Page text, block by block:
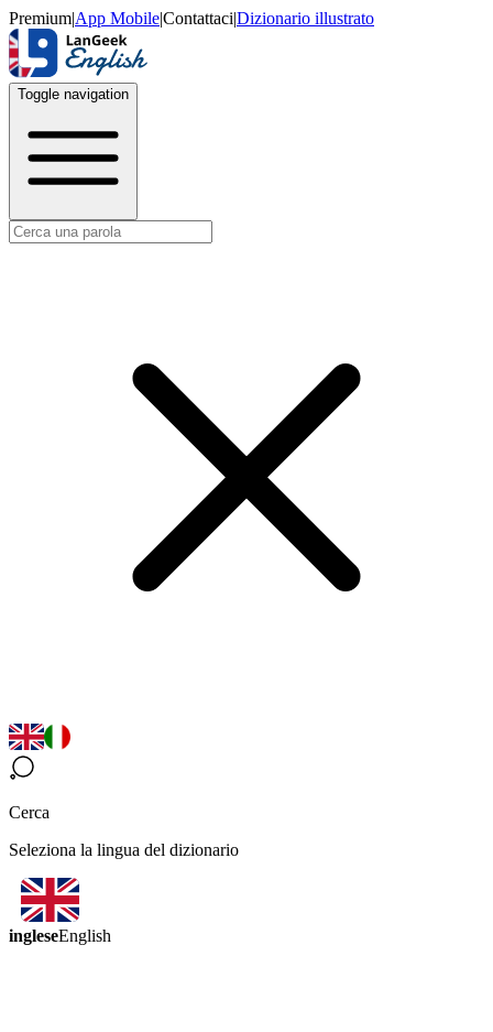
Premium|App Mobile|Contattaci|Dizionario illustrato
Toggle navigation
Cerca
Seleziona la lingua del dizionario
ingleseEnglish